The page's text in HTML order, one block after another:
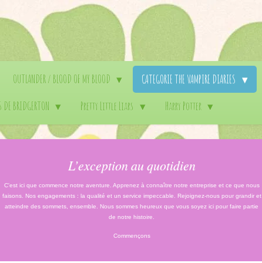
OUTLANDER / BLOOD OF MY BLOOD CATEGORIE THE VAMPIRE DIARIES
DE BRIDGERTON Pretty Little Liars Harry Potter
L’exception au quotidien
C'est ici que commence notre aventure. Apprenez à connaître notre entreprise et ce que nous
faisons. Nos engagements : la qualité et un service impeccable. Rejoignez-nous pour grandir et
atteindre des sommets, ensemble. Nous sommes heureux que vous soyez ici pour faire partie
de notre histoire.
Commençons